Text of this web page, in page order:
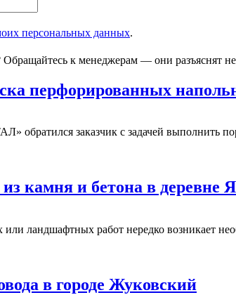
персональных данных.
Обращайтесь к менеджерам — они разъяснят
перфорированных
заказчик с задачей выполнить
камня и бетона в деревне
ландшафтных работ нередко возникает
в городе Жуковский